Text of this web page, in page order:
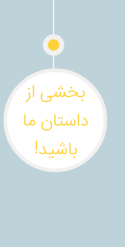
بخشی از
داستان ما
باشید!